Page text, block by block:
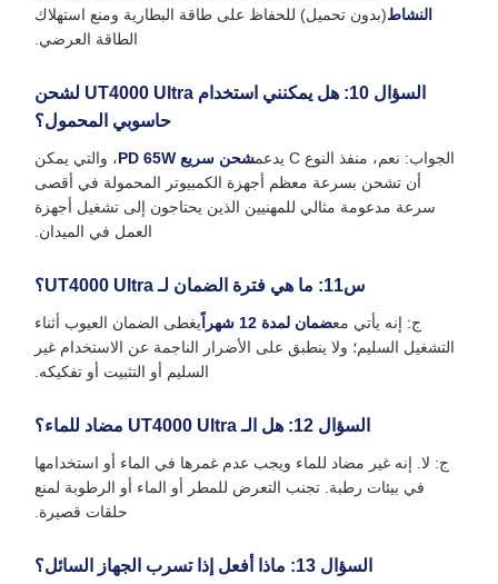
النشاط(بدون تحميل) للحفاظ على طاقة البطارية ومنع استهلاك
الطاقة العرضي.
السؤال 10: هل يمكنني استخدام UT4000 Ultra لشحن
حاسوبي المحمول؟
الجواب: نعم، منفذ النوع C يدعم شحن سريع PD 65W
، والتي يمكن
أن تشحن بسرعة معظم أجهزة الكمبيوتر المحمولة في أقصى
سرعة مدعومة مثالي للمهنيين الذين يحتاجون إلى تشغيل أجهزة
العمل في الميدان.
س11: ما هي فترة الضمان لـ UT4000 Ultra؟
ج: إنه يأتي معضمان لمدة 12 شهراً
يغطى الضمان العيوب أثناء
التشغيل السليم؛ ولا ينطبق على الأضرار الناجمة عن الاستخدام غير
السليم أو التثبيت أو تفكيكه.
السؤال 12: هل الـ UT4000 Ultra مضاد للماء؟
ج: لا. إنه غير مضاد للماء ويجب عدم غمرها في الماء أو استخدامها
في بيئات رطبة. تجنب التعرض للمطر أو الماء أو الرطوبة لمنع
حلقات قصيرة.
السؤال 13: ماذا أفعل إذا تسرب الجهاز السائل؟